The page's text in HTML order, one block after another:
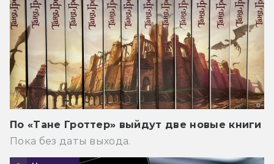
По «Тане Гроттер» выйдут две новые книги
Пока без даты выхода.